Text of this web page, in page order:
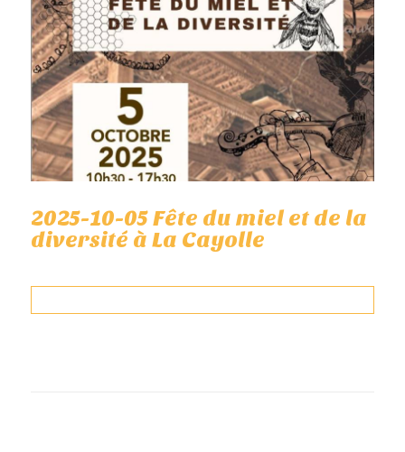
2025-10-05 Fête du miel et de la
diversité à La Cayolle